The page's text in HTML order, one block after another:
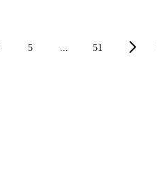
5 51